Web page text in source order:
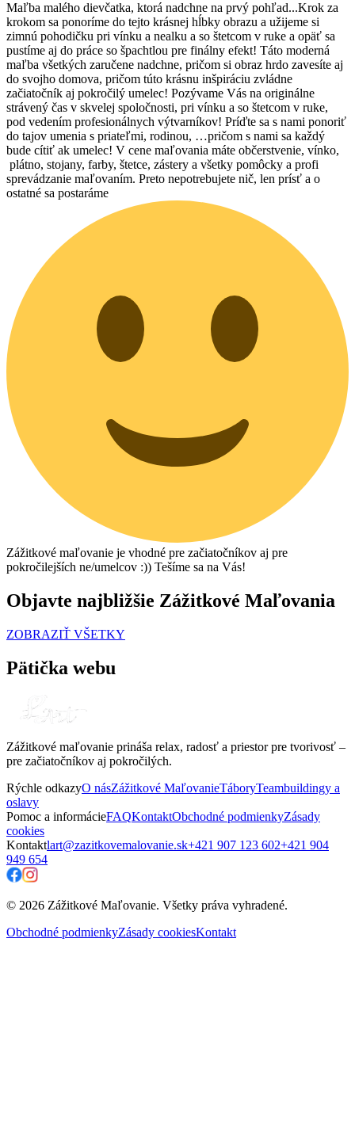
Maľba malého dievčatka, ktorá nadchne na prvý pohľad...Krok za
krokom sa ponoríme do tejto krásnej hĺbky obrazu a užijeme si
zimnú pohodičku pri vínku a nealku a so štetcom v ruke a opäť sa
pustíme aj do práce so špachtlou pre finálny efekt! Táto moderná
maľba všetkých zaručene nadchne, pričom si obraz hrdo zavesíte aj
do svojho domova, pričom túto krásnu inšpiráciu zvládne
začiatočník aj pokročilý umelec! Pozývame Vás na originálne
strávený čas v skvelej spoločnosti, pri vínku a so štetcom v ruke,
pod vedením profesionálnych výtvarníkov! Príďte sa s nami ponoriť
do tajov umenia s priateľmi, rodinou, …pričom s nami sa každý
bude cítiť ak umelec! V cene maľovania máte občerstvenie, vínko,
plátno, stojany, farby, štetce, zástery a všetky pomôcky a profi
sprevádzanie maľovaním. Preto nepotrebujete nič, len prísť a o
ostatné sa postaráme
Zážitkové maľovanie je vhodné pre začiatočníkov aj pre
pokročilejších ne/umelcov :)) Tešíme sa na Vás!
Objavte najbližšie Zážitkové Maľovania
ZOBRAZIŤ VŠETKY
Pätička webu
Zážitkové maľovanie prináša relax, radosť a priestor pre tvorivosť –
pre začiatočníkov aj pokročilých.
Rýchle odkazyO násZážitkové MaľovanieTáboryTeambuildingy a
oslavy
Pomoc a informácieFAQKontaktObchodné podmienkyZásady
cookies
Kontaktlart@zazitkovemalovanie.sk+421 907 123 602+421 904
949 654
© 2026 Zážitkové Maľovanie. Všetky práva vyhradené.
Obchodné podmienkyZásady cookiesKontakt